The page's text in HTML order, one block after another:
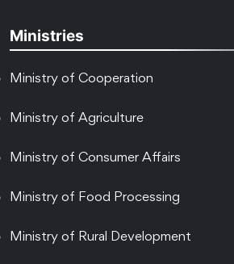
Ministries
Ministry of Cooperation
Ministry of Agriculture
Ministry of Consumer Affairs
Ministry of Food Processing
Ministry of Rural Development